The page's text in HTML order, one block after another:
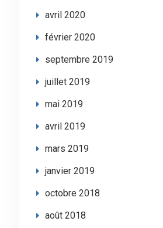
avril 2020
février 2020
septembre 2019
juillet 2019
mai 2019
avril 2019
mars 2019
janvier 2019
octobre 2018
août 2018